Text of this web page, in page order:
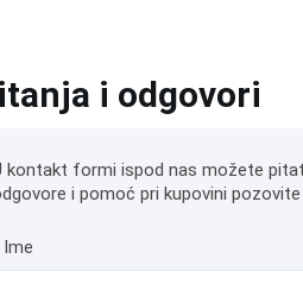
i odgovori
kontakt formi ispod nas možete
i pomoć pri kupovini
Ime